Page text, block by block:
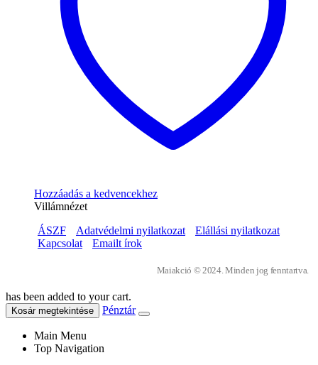
Hozzáadás a kedvencekhez
Villámnézet
ÁSZF
Adatvédelmi nyilatkozat
Elállási nyilatkozat
Kapcsolat
Emailt írok
Maiakció © 2024. Minden jog fenntartva.
has been added to your cart.
Kosár megtekintése Pénztár
Main Menu
Top Navigation